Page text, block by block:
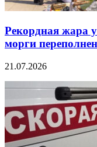
Рекордная жара
морги
21.07.2026